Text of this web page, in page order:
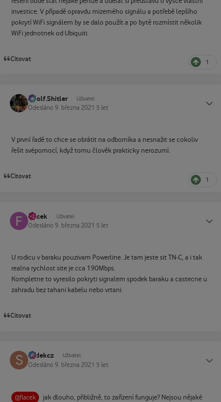
investice. V případě opravdu mizerného signálu a potřebě lepšího
pokrytí WiFi signálem by se dalo použít a po bytě rozmístit několik
WiFi jednotnek od Ubiquiti.
Citovat 1
Adolf.Shitler Uživatel
Odesláno 9. března 2021 5 let
V první řadě to chce se obrátit na odborníka a nesnažit se cokoliv
řešit svépomocí, když tomu člověk prakticky nerozumí.
Citovat 1
flacek Uživatel
Odesláno 9. března 2021 5 let
U rodicu v baraku pouzivam Powerline. Je tam jeste sit TN-C, a i tak
realna rychlost site je cca 190Mbps.
Kompletne to vyresilo pokryti signalem spodek baraku a castecne u
zahradu bez tahani kabelu nebo vrtani.
Citovat
sodekcz Uživatel
Odesláno 9. března 2021 5 let
@flacek
jak dlouho, přibližně, to zařízení funguje? Nejsou nějaké